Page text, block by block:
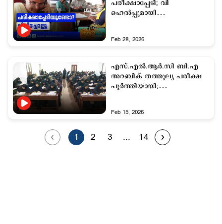
പരീക്ഷാപ്പേടി; വി
ഹെല്‍പ്പുമായി
Feb 28, 2026
എസ്.എൽ.ആർ.സി ബി.എ
അറബിക് തത്തുല്യ പരീക്ഷ
പൂർത്തിയായി;
പങ്കെടുത്തു
Feb 15, 2026
1 2 3 ... 14